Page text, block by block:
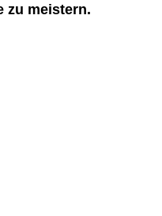
zu meistern.